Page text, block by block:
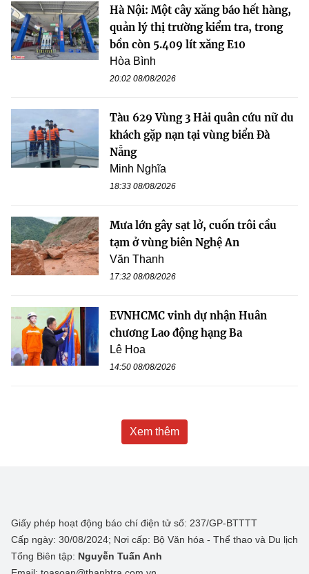
Hà Nội: Một cây xăng báo hết hàng,
quản lý thị trường kiểm tra, trong
bồn còn 5.409 lít xăng E10
Hòa Bình
20:02 08/08/2026
Tàu 629 Vùng 3 Hải quân cứu nữ du
khách gặp nạn tại vùng biển Đà
Nẵng
Minh Nghĩa
18:33 08/08/2026
Mưa lớn gây sạt lở, cuốn trôi cầu
tạm ở vùng biên Nghệ An
Văn Thanh
17:32 08/08/2026
EVNHCMC vinh dự nhận Huân
chương Lao động hạng Ba
Lê Hoa
14:50 08/08/2026
Xem thêm
Giấy phép hoạt động báo chí điện tử số: 237/GP-BTTTT
Cấp ngày: 30/08/2024; Nơi cấp: Bộ Văn hóa - Thể thao và Du lịch
Tổng Biên tập: Nguyễn Tuấn Anh